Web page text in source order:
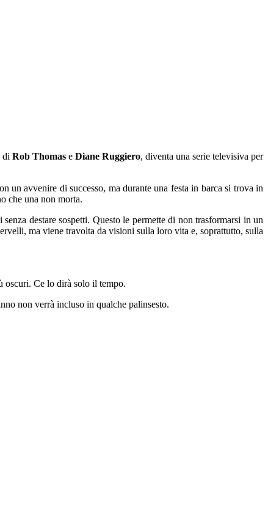
di Rob Thomase Diane Ruggiero, diventa una serie televisiva per
un avvenire di successo, ma durante una festa in barca si trova in
che una non morta.
destare sospetti. Questo le permette di non trasformarsi in un
ma viene travolta da visioni sulla loro vita e, soprattutto, sulla
oscuri. Ce lo dirà solo il tempo.
non verrà incluso in qualche palinsesto.